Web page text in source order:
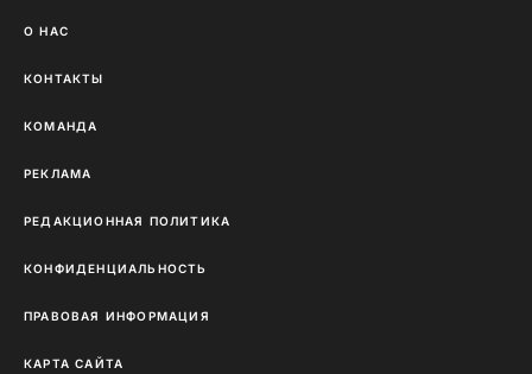
О НАС
КОНТАКТЫ
КОМАНДА
РЕКЛАМА
РЕДАКЦИОННАЯ ПОЛИТИКА
КОНФИДЕНЦИАЛЬНОСТЬ
ПРАВОВАЯ ИНФОРМАЦИЯ
КАРТА САЙТА